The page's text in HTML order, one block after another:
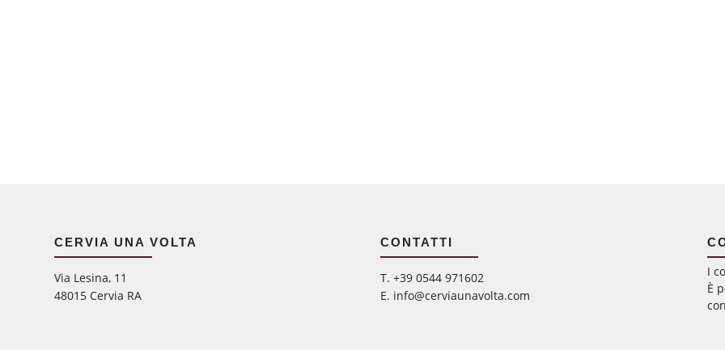
CERVIA UNA VOLTA
Via Lesina, 11
48015 Cervia RA
CONTATTI
‭T. +39 0544 971602
E. info@cerviaunavolta.com
I
È